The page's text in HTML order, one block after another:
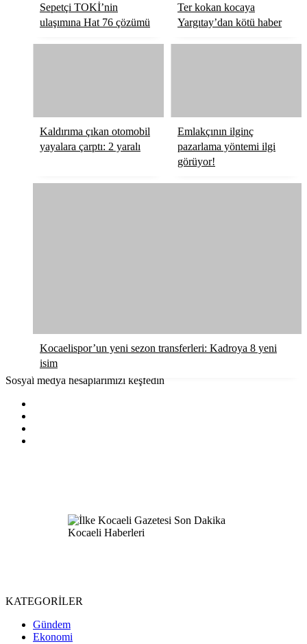
Sepetçi TOKİ’nin
ulaşımına Hat 76 çözümü
Ter kokan kocaya
Yargıtay’dan kötü haber
Kaldırıma çıkan otomobil
yayalara çarptı: 2 yaralı
Emlakçının ilginç
pazarlama yöntemi ilgi
görüyor!
Kocaelispor’un yeni sezon transferleri: Kadroya 8 yeni
isim
Sosyal medya hesaplarımızı keşfedin
KATEGORİLER
Gündem
Ekonomi